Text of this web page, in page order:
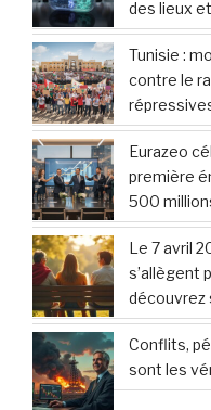
des lieux
Tunisie :
contre le
Eurazeo
première
500
Le 7 avril
s’allègent
découvrez
Conflits,
sont les